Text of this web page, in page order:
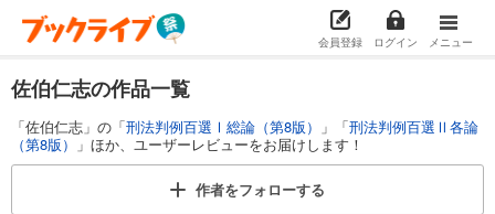
会員登録 ログイン メニュー
佐伯仁志の作品一覧
「佐伯仁志」の「刑法判例百選Ⅰ総論（第8版） 」「刑法判例百選Ⅱ各論
（第8版）
」ほか、ユーザーレビューをお届けします！
作者をフォローする